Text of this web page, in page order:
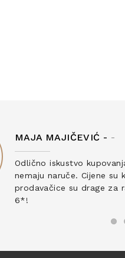
MAJA MAJIČEVIĆ - -
Odlično iskustvo
nemaju naruče. Cijene su
prodavačice su drage za
6*!